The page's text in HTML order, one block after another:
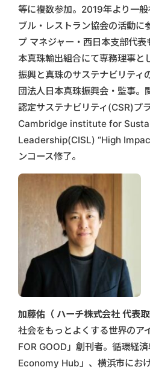
等に複数参加。2019年より一
ブル・レストラン協会の活動に
プ マネジャー・西日本支部代
本真珠輸出組合にて専務理事と
振興と真珠のサステナビリティ
団法人日本真珠振興会・監事。
認定サステナビリティ(CSR)プ
Cambridge institute for
Leadership(CISL) “High
ンコース修了。
加藤佑（ ハーチ株式会社 代表取
社会をもっとよくする世界のア
FOR GOOD」創刊者。循環経
Economy Hub」、横浜市にお